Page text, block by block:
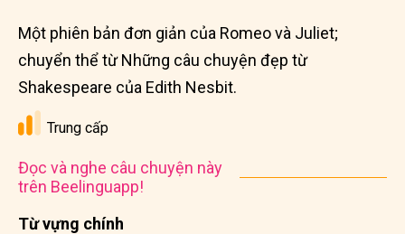
Từ vựng chính
Một phiên bản đơn giản của Romeo và Juliet;
chuyển thể từ Những câu chuyện đẹp từ
Shakespeare của Edith Nesbit.
Trung cấp
Đọc và nghe câu chuyện này
trên Beelinguapp!